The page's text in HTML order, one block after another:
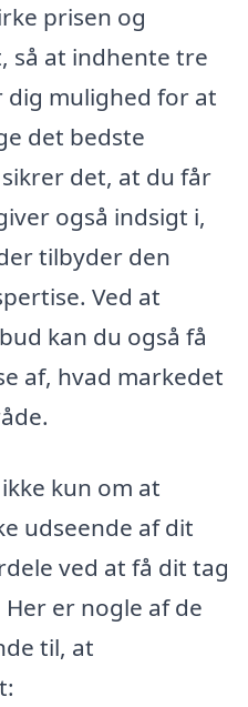
prisen og
så at indhente tre
mulighed for at
det bedste
det, at du får
også indsigt i,
tilbyder den
Ved at
kan du også få
af, hvad markedet
kun om at
udseende af dit
ved at få dit tag
er nogle af de
til, at